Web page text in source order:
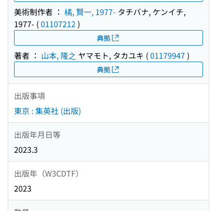
美術制作者 ： 橘, 賢一, 1977- タチバナ, ケンイチ,
1977- (01107212 )
典拠
著者 ： 山本, 隆之 ヤマモト, タカユキ (01179947 )
典拠
出版事項
東京 : 集英社 (出版)
出版年月日等
2023.3
出版年（W3CDTF）
2023